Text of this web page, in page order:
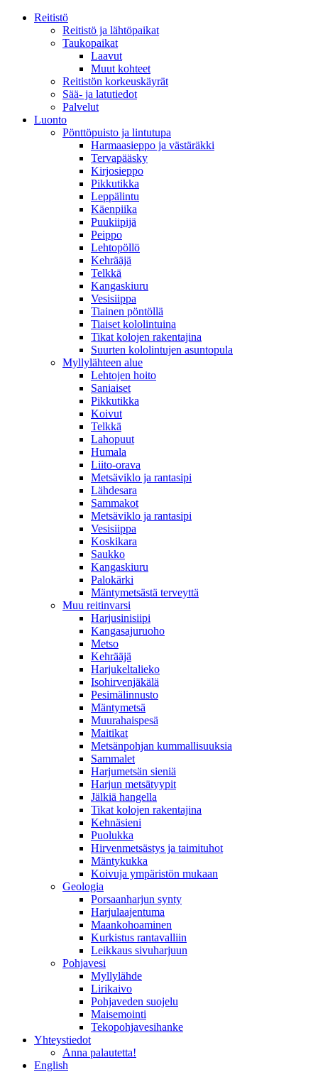
Reitistö
Reitistö ja lähtöpaikat
Taukopaikat
Laavut
Muut kohteet
Reitistön korkeuskäyrät
Sää- ja latutiedot
Palvelut
Luonto
Pönttöpuisto ja lintutupa
Harmaasieppo ja västäräkki
Tervapääsky
Kirjosieppo
Pikkutikka
Leppälintu
Käenpiika
Puukiipijä
Peippo
Lehtopöllö
Kehrääjä
Telkkä
Kangaskiuru
Vesisiippa
Tiainen pöntöllä
Tiaiset kololintuina
Tikat kolojen rakentajina
Suurten kololintujen asuntopula
Myllylähteen alue
Lehtojen hoito
Saniaiset
Pikkutikka
Koivut
Telkkä
Lahopuut
Humala
Liito-orava
Metsäviklo ja rantasipi
Lähdesara
Sammakot
Metsäviklo ja rantasipi
Vesisiippa
Koskikara
Saukko
Kangaskiuru
Palokärki
Mäntymetsästä terveyttä
Muu reitinvarsi
Harjusinisiipi
Kangasajuruoho
Metso
Kehrääjä
Harjukeltalieko
Isohirvenjäkälä
Pesimälinnusto
Mäntymetsä
Muurahaispesä
Maitikat
Metsänpohjan kummallisuuksia
Sammalet
Harjumetsän sieniä
Harjun metsätyypit
Jälkiä hangella
Tikat kolojen rakentajina
Kehnäsieni
Puolukka
Hirvenmetsästys ja taimituhot
Mäntykukka
Koivuja ympäristön mukaan
Geologia
Porsaanharjun synty
Harjulaajentuma
Maankohoaminen
Kurkistus rantavalliin
Leikkaus sivuharjuun
Pohjavesi
Myllylähde
Lirikaivo
Pohjaveden suojelu
Maisemointi
Tekopohjavesihanke
Yhteystiedot
Anna palautetta!
English